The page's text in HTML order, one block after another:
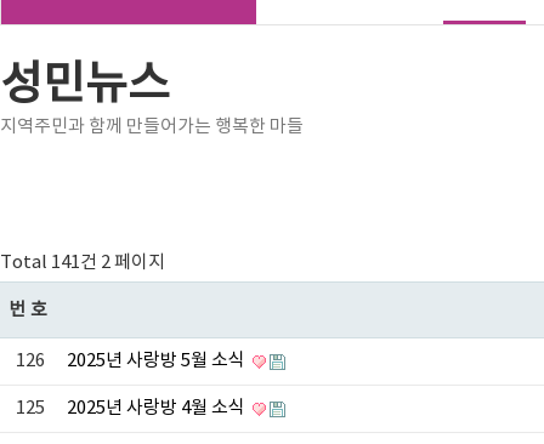
성민뉴스
지역주민과 함께 만들어가는 행복한 마들
Total 141건 2 페이지
번호
126 2025년 사랑방 5월 소식
125 2025년 사랑방 4월 소식